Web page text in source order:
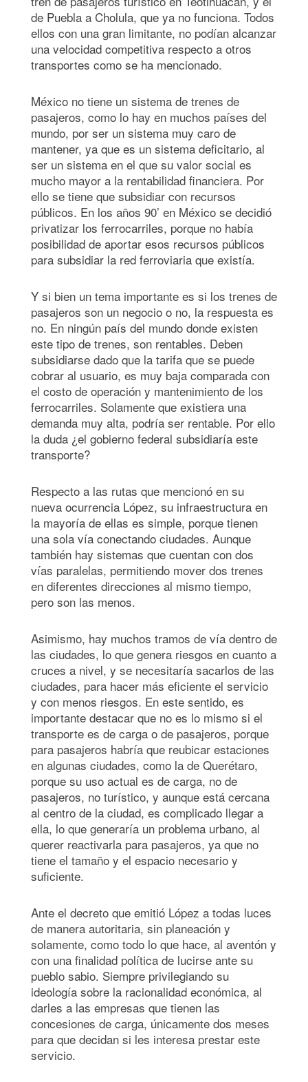
de Puebla a Cholula, que ya no funciona. Todos
ellos con una gran limitante, no podían alcanzar
una velocidad competitiva respecto a otros
transportes como se ha mencionado.
México no tiene un sistema de trenes de
pasajeros, como lo hay en muchos países del
mundo, por ser un sistema muy caro de
mantener, ya que es un sistema deficitario, al
ser un sistema en el que su valor social es
mucho mayor a la rentabilidad financiera. Por
ello se tiene que subsidiar con recursos
públicos. En los años 90’ en México se decidió
privatizar los ferrocarriles, porque no había
posibilidad de aportar esos recursos públicos
para subsidiar la red ferroviaria que existía.
Y si bien un tema importante es si los trenes de
pasajeros son un negocio o no, la respuesta es
no. En ningún país del mundo donde existen
este tipo de trenes, son rentables. Deben
subsidiarse dado que la tarifa que se puede
cobrar al usuario, es muy baja comparada con
el costo de operación y mantenimiento de los
ferrocarriles. Solamente que existiera una
demanda muy alta, podría ser rentable. Por ello
la duda ¿el gobierno federal subsidiaría este
transporte?
Respecto a las rutas que mencionó en su
nueva ocurrencia López, su infraestructura en
la mayoría de ellas es simple, porque tienen
una sola vía conectando ciudades. Aunque
también hay sistemas que cuentan con dos
vías paralelas, permitiendo mover dos trenes
en diferentes direcciones al mismo tiempo,
pero son las menos.
Asimismo, hay muchos tramos de vía dentro de
las ciudades, lo que genera riesgos en cuanto a
cruces a nivel, y se necesitaría sacarlos de las
ciudades, para hacer más eficiente el servicio
y con menos riesgos. En este sentido, es
importante destacar que no es lo mismo si el
transporte es de carga o de pasajeros, porque
para pasajeros habría que reubicar estaciones
en algunas ciudades, como la de Querétaro,
porque su uso actual es de carga, no de
pasajeros, no turístico, y aunque está cercana
al centro de la ciudad, es complicado llegar a
ella, lo que generaría un problema urbano, al
querer reactivarla para pasajeros, ya que no
tiene el tamaño y el espacio necesario y
suficiente.
Ante el decreto que emitió López a todas luces
de manera autoritaria, sin planeación y
solamente, como todo lo que hace, al aventón y
con una finalidad política de lucirse ante su
pueblo sabio. Siempre privilegiando su
ideología sobre la racionalidad económica, al
darles a las empresas que tienen las
concesiones de carga, únicamente dos meses
para que decidan si les interesa prestar este
servicio.